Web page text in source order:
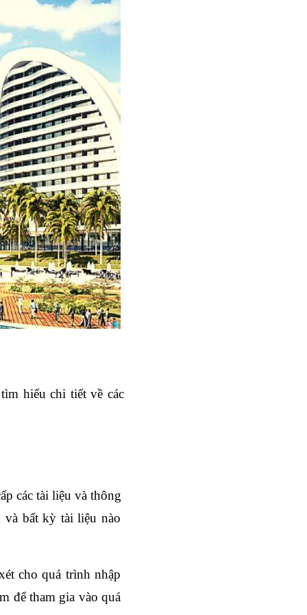
hiểu chi tiết về các
các tài liệu và thông
bất kỳ tài liệu nào
cho quá trình nhập
để tham gia vào quá